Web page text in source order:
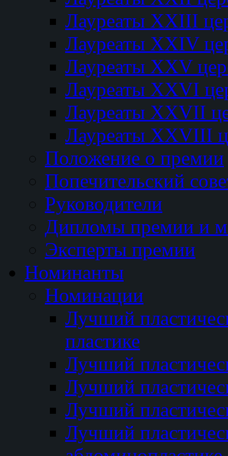
Лауреаты XXIII
Лауреаты XXIV
Лауреаты XXV
Лауреаты XXVI
Лауреаты XXVII
Лауреаты XXVIII
Положение о премии
Попечительский
Руководители
Дипломы премии и
Эксперты премии
Номинанты
Номинации
Лучший
пластике
Лучший
Лучший
Лучший
Лучший